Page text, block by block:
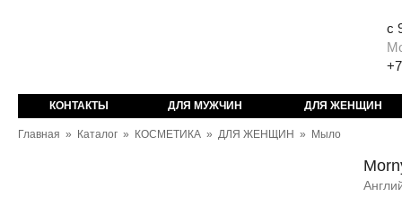
с
КОНТАКТЫ ДЛЯ МУЖЧИН ДЛЯ ЖЕНЩИН
Главная » Каталог » КОСМЕТИКА » ДЛЯ ЖЕНЩИН » Мыло